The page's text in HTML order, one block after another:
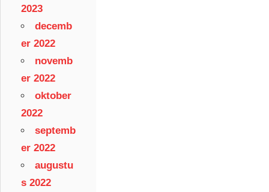
2023
decemb
er 2022
novemb
er 2022
oktober
2022
septemb
er 2022
augustu
s 2022